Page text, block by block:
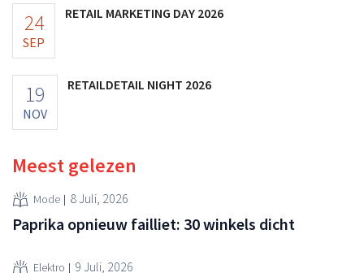
24
SEP
RETAIL MARKETING DAY 2026
19
NOV
RETAILDETAIL NIGHT 2026
Meest gelezen
Mode 8 Juli, 2026
Paprika opnieuw failliet: 30 winkels dicht
Elektro 9 Juli, 2026